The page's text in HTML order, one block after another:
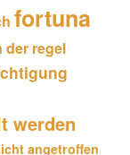
fortuna
der regel
werden
angetroffen